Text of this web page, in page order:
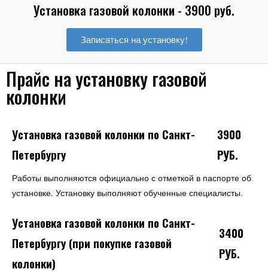
Установка газовой колонки - 3900 руб.
Записаться на установку!
Прайс на установку газовой
колонки
Установка газовой колонки по Санкт-
Петербургу
3900
РУБ.
Работы выполняются официально с отметкой в паспорте об
установке. Установку выполняют обученные специалисты.
Установка газовой колонки по Санкт-
Петербургу (при покупке газовой
колонки)
3400
РУБ.